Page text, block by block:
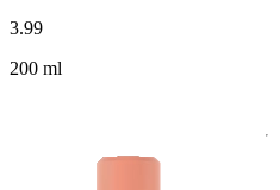
3.99
200 ml